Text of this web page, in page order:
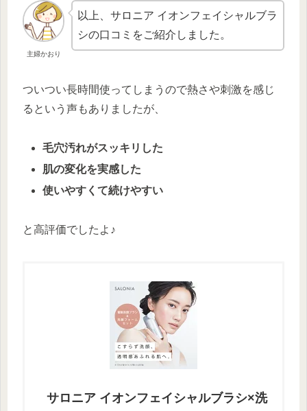
主婦かおり
以上、サロニア イオンフェイシャルブラ
シの口コミをご紹介しました。
ついつい長時間使ってしまうので熱さや刺激を感じ
るという声もありましたが、
毛穴汚れがスッキリした
肌の変化を実感した
使いやすくて続けやすい
と高評価でしたよ♪
サロニア イオンフェイシャルブラシ×洗